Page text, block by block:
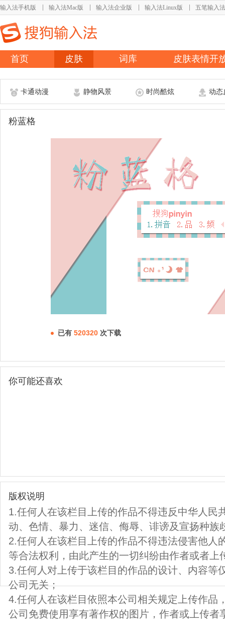
输入法手机版 输入法Mac版 输入法企业版 输入法Linux版 五笔输入法
首页 皮肤 词库 皮肤表情开
卡通动漫 静物风景 时尚酷炫 动态
粉蓝格
已有 520320 次下载
你可能还喜欢
版权说明
1.任何人在该栏目上传的作品不得违反中华人民
动、色情、暴力、迷信、侮辱、诽谤及宣扬种族
2.任何人在该栏目上传的作品不得违法侵害他人
等合法权利，由此产生的一切纠纷由作者或者上
3.任何人对上传于该栏目的作品的设计、内容等
公司无关；
4.任何人在该栏目依照本公司相关规定上传作品
公司免费使用享有著作权的图片，作者或上传者